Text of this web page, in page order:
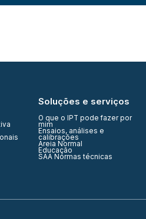
Soluções e serviços
O que o IPT pode fazer por
mim
Ensaios, análises e
calibrações
Areia Normal
Educação
SAA Normas técnicas